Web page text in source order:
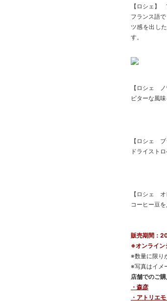
【ロシェ
フランス語
ツ感を出し
す。
【ロシェ
ビターな風味
【ロシェ
ドライスト
【ロシェ
コーヒー豆
販売期間：
※オンライン
※数量に限り
※写真はイメ
店舗でのご
・森彦
・アトリエ